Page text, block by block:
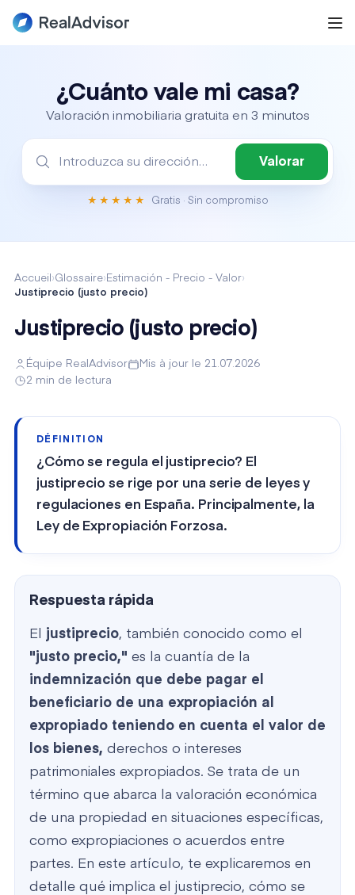
¿Cuánto vale mi casa?
Valoración inmobiliaria gratuita en 3 minutos
Valorar
★★★★★ Gratis · Sin compromiso
Accueil ›Glossaire› Estimación - Precio - Valor›
Justiprecio (justo precio)
Justiprecio (justo precio)
Équipe RealAdvisor
Mis à jour le 21.07.2026
2 min de lectura
DÉFINITION
¿Cómo se regula el justiprecio? El
justiprecio se rige por una serie de leyes y
regulaciones en España. Principalmente, la
Ley de Expropiación Forzosa.
Respuesta rápida
El justiprecio, también conocido como el
"justo precio," es la cuantía de la
indemnización que debe pagar el
beneficiario de una expropiación al
expropiado teniendo en cuenta el valor de
los bienes, derechos o intereses
patrimoniales expropiados. Se trata de un
término que abarca la valoración económica
de una propiedad en situaciones específicas,
como expropiaciones o acuerdos entre
partes. En este artículo, te explicaremos en
detalle qué implica el justiprecio, cómo se